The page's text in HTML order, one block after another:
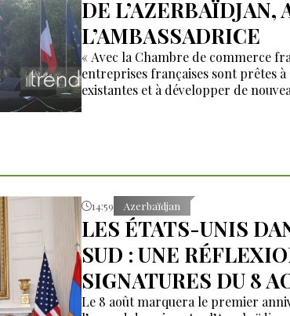
DE L’AZERBAÏDJAN,
L’AMBASSADRICE
« Avec la Chambre de commerce
entreprises françaises sont prêtes
existantes et à développer de
14:59 Azerbaïdjan
LES ÉTATS-UNIS
SUD : UNE
SIGNATURES DU 8
Le 8 août marquera le premier